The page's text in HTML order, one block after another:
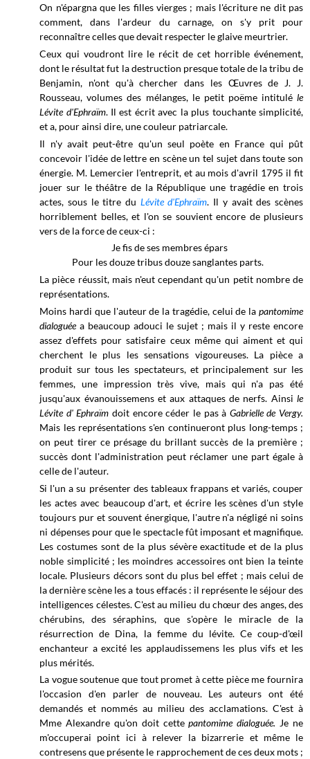
On n'épargna que les filles vierges ; mais l'écriture ne dit pas
comment, dans l'ardeur du carnage, on s'y prit pour
reconnaître celles que devait respecter le glaive meurtrier.
Ceux qui voudront lire le récit de cet horrible événement,
dont le résultat fut la destruction presque totale de la tribu de
Benjamin, n'ont qu'à chercher dans les Œuvres de J. J.
Rousseau, volumes des mélanges, le petit poëme intitulé le
Lévite d'Ephraïm. Il est écrit avec la plus touchante simplicité,
et a, pour ainsi dire, une couleur patriarcale.
Il n'y avait peut-être qu'un seul poète en France qui pût
concevoir l'idée de lettre en scène un tel sujet dans toute son
énergie. M. Lemercier l'entreprit, et au mois d'avril 1795 il fit
jouer sur le théâtre de la République une tragédie en trois
actes, sous le titre du Lévite d'Ephraïm. Il y avait des scènes
horriblement belles, et l'on se souvient encore de plusieurs
vers de la force de ceux-ci :
Je fis de ses membres épars
Pour les douze tribus douze sanglantes parts.
La pièce réussit, mais n'eut cependant qu'un petit nombre de
représentations.
Moins hardi que l'auteur de la tragédie, celui de la pantomime
dialoguéea beaucoup adouci le sujet ; mais il y reste encore
assez d'effets pour satisfaire ceux même qui aiment et qui
cherchent le plus les sensations vigoureuses. La pièce a
produit sur tous les spectateurs, et principalement sur les
femmes, une impression très vive, mais qui n'a pas été
jusqu'aux évanouissemens et aux attaques de nerfs. Ainsi le
Lévite d' Ephraïmdoit encore céder le pas à Gabrielle de Vergy.
Mais les représentations s'en continueront plus long-temps ;
on peut tirer ce présage du brillant succès de la première ;
succès dont l'administration peut réclamer une part égale à
celle de l'auteur.
Si l'un a su présenter des tableaux frappans et variés, couper
les actes avec beaucoup d'art, et écrire les scènes d'un style
toujours pur et souvent énergique, l'autre n'a négligé ni soins
ni dépenses pour que le spectacle fût imposant et magnifique.
Les costumes sont de la plus sévère exactitude et de la plus
noble simplicité ; les moindres accessoires ont bien la teinte
locale. Plusieurs décors sont du plus bel effet ; mais celui de
la dernière scène les a tous effacés : il représente le séjour des
intelligences célestes. C'est au milieu du chœur des anges, des
chérubins, des séraphins, que s'opère le miracle de la
résurrection de Dina, la femme du lévite. Ce coup-d'œil
enchanteur a excité les applaudissemens les plus vifs et les
plus mérités.
La vogue soutenue que tout promet à cette pièce me fournira
l'occasion d'en parler de nouveau. Les auteurs ont été
demandés et nommés au milieudes acclamations. C'est à
Mme Alexandre qu'on doit cettepantomime dialoguée.Je ne
m'occuperai point ici à relever la bizarrerie et même le
contresens que présente le rapprochement de ces deux mots ;